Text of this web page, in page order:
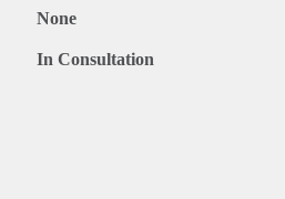
None
In Consultation